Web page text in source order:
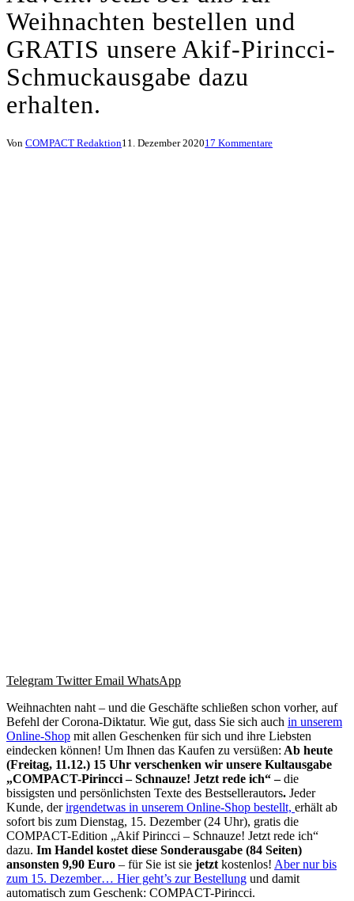
Weihnachten bestellen und
GRATIS unsere Akif-Pirincci-
Schmuckausgabe dazu
erhalten.
Von COMPACT Redaktion11. Dezember 202017 Kommentare
Telegram Twitter Email WhatsApp
Weihnachten naht – und die Geschäfte schließen schon vorher, auf
Befehl der Corona-Diktatur. Wie gut, dass Sie sich auch in unserem
Online-Shop mit allen Geschenken für sich und ihre Liebsten
eindecken können! Um Ihnen das Kaufen zu versüßen: Ab heute
(Freitag, 11.12.) 15 Uhr verschenken wir unsere Kultausgabe
„COMPACT-Pirincci – Schnauze! Jetzt rede ich“ –die
bissigsten und persönlichsten Texte des Bestsellerautors. Jeder
Kunde, derirgendetwas in unserem Online-Shop bestellt, erhält ab
sofort bis zum Dienstag, 15. Dezember (24 Uhr), gratis die
COMPACT-Edition „Akif Pirincci – Schnauze! Jetzt rede ich“
dazu. Im Handel kostet diese Sonderausgabe (84 Seiten)
ansonsten 9,90 Euro – für Sie ist sie jetzt kostenlos! Aber nur bis
zum 15. Dezember… Hier geht’s zur Bestellung und damit
automatisch zum Geschenk: COMPACT-Pirincci.